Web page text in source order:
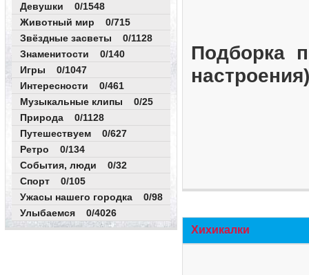
Девушки 0/1548
Животный мир 0/715
Звёздные засветы 0/1128
Знаменитости 0/140
Игры 0/1047
Интересности 0/461
Музыкальные клипы 0/25
Природа 0/1128
Путешествуем 0/627
Ретро 0/134
События, люди 0/32
Спорт 0/105
Ужасы нашего городка 0/98
Улыбаемся 0/4026
Подборка
Хихикалки